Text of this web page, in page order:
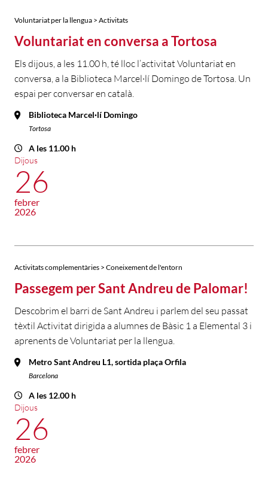
Voluntariat per la llengua > Activitats
Voluntariat en conversa a Tortosa
Els dijous, a les 11.00 h, té lloc l’activitat Voluntariat en
conversa, a la Biblioteca Marcel·lí Domingo de Tortosa. Un
espai per conversar en català.
Biblioteca Marcel·lí Domingo
Tortosa
A les 11.00 h
Dijous
26
febrer
2026
Activitats complementàries > Coneixement de l'entorn
Passegem per Sant Andreu de Palomar!
Descobrim el barri de Sant Andreu i parlem del seu passat
tèxtil Activitat dirigida a alumnes de Bàsic 1 a Elemental 3 i
aprenents de Voluntariat per la llengua.
Metro Sant Andreu L1, sortida plaça Orfila
Barcelona
A les 12.00 h
Dijous
26
febrer
2026